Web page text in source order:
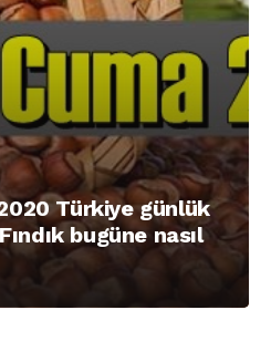
Türkiye günlük
bugüne nasıl